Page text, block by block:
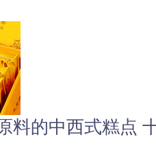
料的中西式糕点